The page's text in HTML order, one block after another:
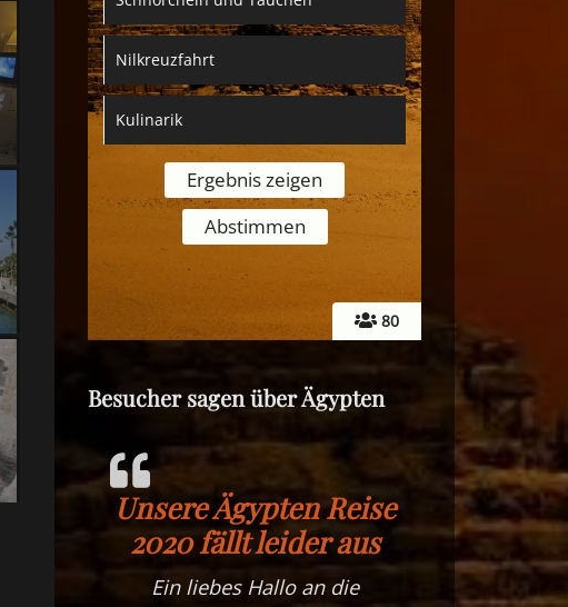
80
Nilkreuzfahrt
Kulinarik
Besucher sagen über Ägypten
Unsere Ägypten Reise
2020 fällt leider aus
Ein liebes Hallo an die